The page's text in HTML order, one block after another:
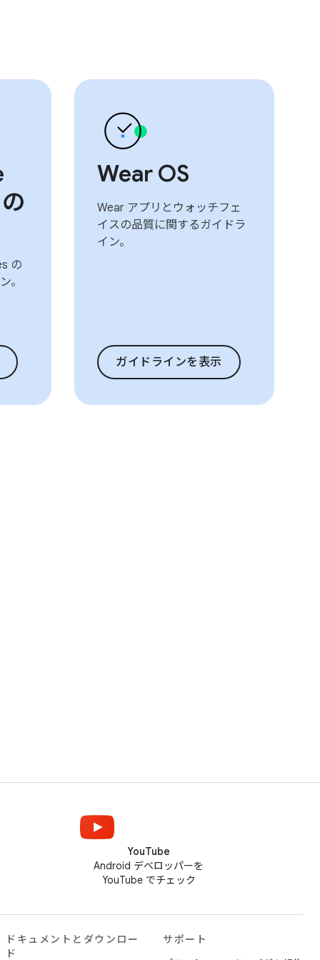
の
。
Wear OS
Wear アプリとウォッチフェ
イスの品質に関するガイドラ
イン。
ガイドラインを表示
YouTube
Android デベロッパーを
YouTube でチェック
ドキュメントとダウンロー
ド
サポート